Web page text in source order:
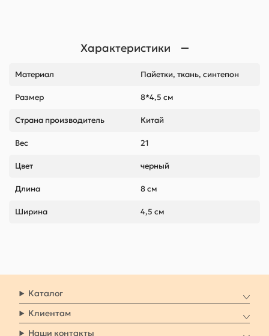
Характеристики
Материал Пайетки, ткань, синтепон
Размер 8*4,5 см
Страна производитель Китай
Вес 21
Цвет черный
Длина 8 см
Ширина 4,5 см
Каталог
Клиентам
Наши контакты